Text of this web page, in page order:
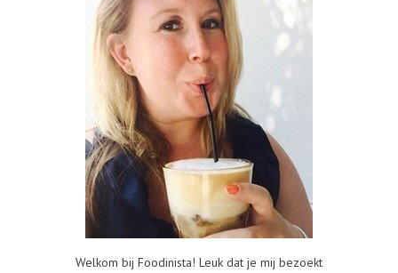
Welkom bij Foodinista! Leuk dat je mij bezoekt